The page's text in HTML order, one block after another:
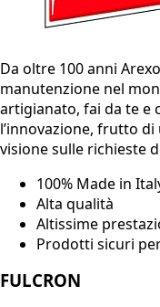
Da oltre 100 anni
manutenzione nel
artigianato, fai da te e
l’innovazione, frutto
visione sulle richieste
100% Made in
Alta qualità
Altissime
Prodotti sicuri
FULCRON